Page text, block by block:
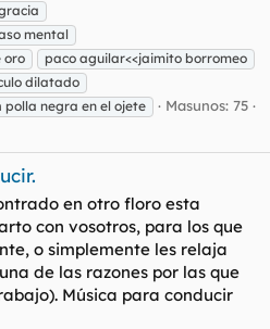
mental
oro
paco aguilar<<jaimito borromeo
dilatado
polla negra en el ojete
Masunos: 75
en otro floro esta
con vosotros, para los que
o simplemente les relaja
de las razones por las que
Música para conducir